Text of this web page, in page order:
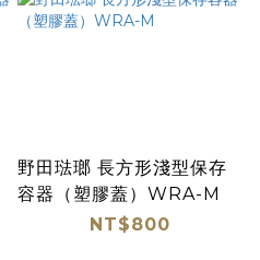
野田琺瑯 長方形淺型保存
容器（塑膠蓋）WRA-M
NT$800